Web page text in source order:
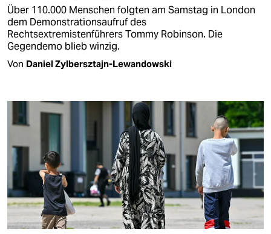
Über 110.000 Menschen folgten am Samstag in London
dem Demonstrationsaufruf des
Rechtsextremistenführers Tommy Robinson. Die
Gegendemo blieb winzig.
Von Daniel Zylbersztajn-Lewandowski